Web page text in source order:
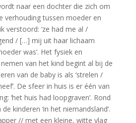
naar een dochter die zich om
verhouding tussen moeder en
verstoord: ‘ze had me al /
/ […] mij uit haar lichaam
was’. Het fysiek en
van het kind begint al bij de
van de baby is als ‘strelen /
De sfeer in huis is er één van
‘het huis had loopgraven’. Rond
kinderen ‘in het niemandsland’.
// met een kleine, witte vlag